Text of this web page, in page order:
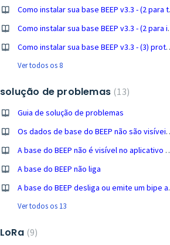
Como
Como instalar sua base
Como instalar sua
Ver todos os 8
solução de problemas 13
Guia de solução de problemas
Os dados de base
A base do BEEP não é
A base do BEEP não liga
A base
Ver todos os 13
LoRa 9